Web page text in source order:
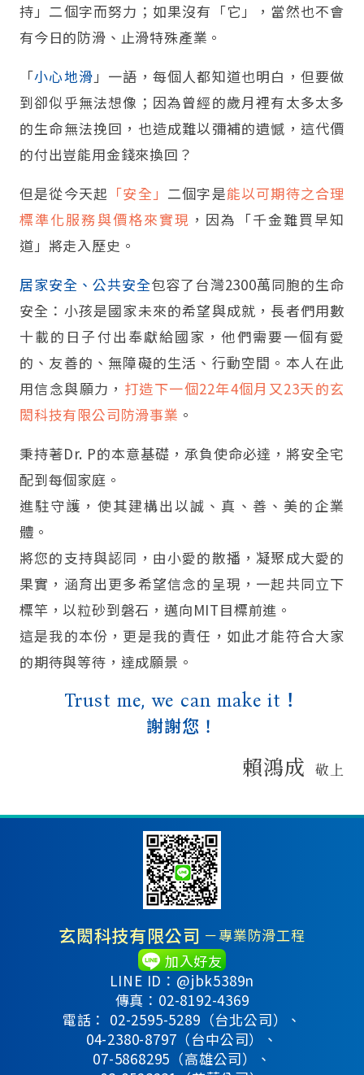
持」二個字而努力；如果沒有「它」，當然也不會
有今日的防滑、止滑特殊產業。
「小心地滑」一語，每個人都知道也明白，但要做
到卻似乎無法想像；因為曾經的歲月裡有太多太多
的生命無法挽回，也造成難以彌補的遺憾，這代價
的付出豈能用金錢來換回？
但是從今天起 「安全」 二個字是能以可期待之合理
標準化服務與價格來實現 ，因為「千金難買早知
道」將走入歷史。
居家安全、公共安全包容了台灣2300萬同胞的生命
安全：小孩是國家未來的希望與成就，長者們用數
十載的日子付出奉獻給國家，他們需要一個有愛
的、友善的、無障礙的生活、行動空間。本人在此
用信念與願力， 打造下一個22年4個月又23天的玄
閎科技有限公司防滑事業 。
秉持著Dr. P的本意基礎，承負使命必達，將安全宅
配到每個家庭。
進駐守護，使其建構出以誠、真、善、美的企業
體。
將您的支持與認同，由小愛的散播，凝聚成大愛的
果實，涵育出更多希望信念的呈現，一起共同立下
標竿，以粒砂到磐石，邁向MIT目標前進。
這是我的本份，更是我的責任，如此才能符合大家
的期待與等待，達成願景。
Trust me, we can make it！
謝謝您！
賴鴻成 敬上
玄閎科技有限公司 －專業防滑工程
加入好友
LINE ID：@jbk5389n
傳真：02-8192-4369
電話： 02-2595-5289（台北公司）、
04-2380-8797（台中公司）、
07-5868295（高雄公司）、